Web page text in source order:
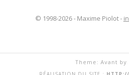
© 1998-2026 - Maxime Piolot -
Theme: Avant by